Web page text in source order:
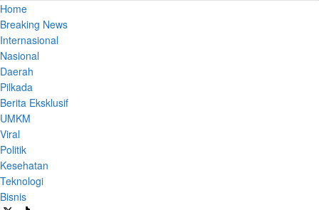
Home
Breaking News
Internasional
Nasional
Daerah
Pilkada
Berita Eksklusif
UMKM
Viral
Politik
Kesehatan
Teknologi
Bisnis